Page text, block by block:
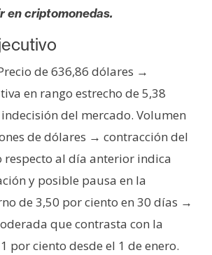
en criptomonedas.
de 636,86 dólares →
en rango estrecho de 5,38
del mercado. Volumen
de dólares → contracción del
respecto al día anterior indica
y posible pausa en la
de 3,50 por ciento en 30 días →
que contrasta con la
por ciento desde el 1 de enero.